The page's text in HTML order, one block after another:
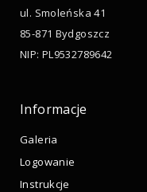
ul. Smoleńska 41
85-871 Bydgoszcz
NIP: PL9532789642
Informacje
Galeria
Logowanie
Instrukcje